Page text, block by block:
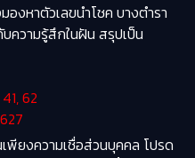
งหาตัวเลขนำโชค บางตำรา
ความรู้สึกในฝัน สรุปเป็น
62
พียงความเชื่อส่วนบุคคล โปรด